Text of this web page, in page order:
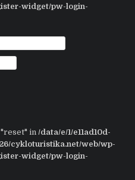
widget/pw-login-
in /data/e/1/e11ad10d-
cykloturistika.net/web/wp-
widget/pw-login-